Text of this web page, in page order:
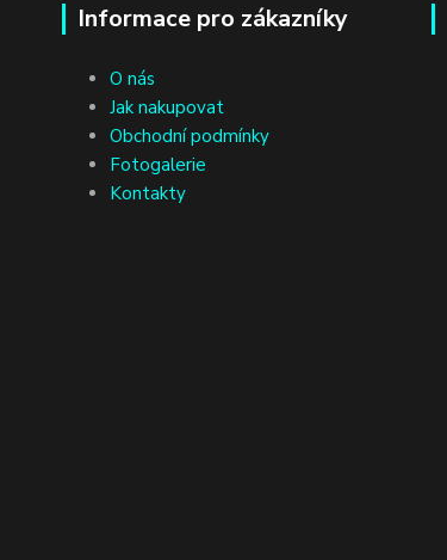
Informace pro zákazníky
O nás
Jak nakupovat
Obchodní podmínky
Fotogalerie
Kontakty